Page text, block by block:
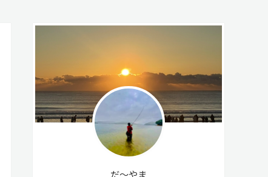
だ〜やま